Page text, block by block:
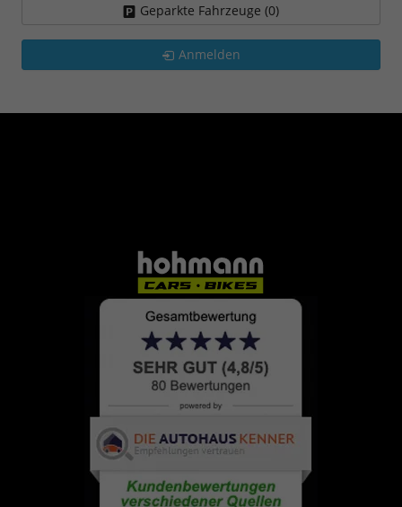
Geparkte Fahrzeuge (0)
Anmelden